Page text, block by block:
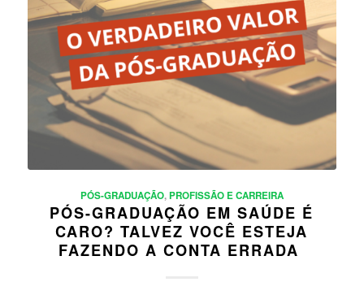
PÓS-GRADUAÇÃO,PROFISSÃO E CARREIRA
PÓS-GRADUAÇÃO EM SAÚDE É
CARO? TALVEZ VOCÊ ESTEJA
FAZENDO A CONTA ERRADA